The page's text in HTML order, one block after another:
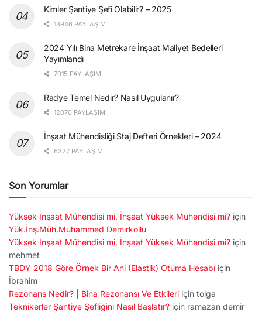
Kimler Şantiye Şefi Olabilir? – 2025
13946 PAYLAŞIM
2024 Yılı Bina Metrekare İnşaat Maliyet Bedelleri
Yayımlandı
7015 PAYLAŞIM
Radye Temel Nedir? Nasıl Uygulanır?
12070 PAYLAŞIM
İnşaat Mühendisliği Staj Defteri Örnekleri – 2024
6327 PAYLAŞIM
Son Yorumlar
Yüksek İnşaat Mühendisi mi, İnşaat Yüksek Mühendisi mi? için
Yük.İnş.Müh.Muhammed Demirkollu
Yüksek İnşaat Mühendisi mi, İnşaat Yüksek Mühendisi mi? için
mehmet
TBDY 2018 Göre Örnek Bir Ani (Elastik) Otuma Hesabı için
İbrahim
Rezonans Nedir? | Bina Rezonansı Ve Etkileri için tolga
Teknikerler Şantiye Şefliğini Nasıl Başlatır? için ramazan demir